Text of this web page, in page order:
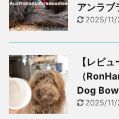
アンラブ
2025/
【レビ
（
Dog
2025/